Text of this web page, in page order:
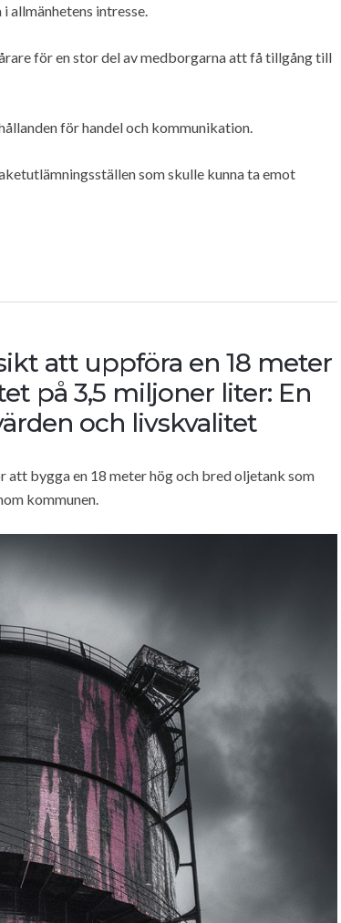
allmänhetens intresse.
för en stor del av medborgarna att få tillgång till
för handel och kommunikation.
som skulle kunna ta emot
att uppföra en 18 meter
på 3,5 miljoner liter: En
och livskvalitet
att bygga en 18 meter hög och bred oljetank som
kommunen.